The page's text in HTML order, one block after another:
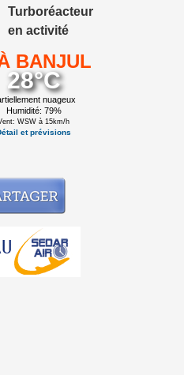
Turboréacteur
en activité
BANJUL
28°C
nuageux
Humidité: 79%
WSW à 15km/h
et prévisions